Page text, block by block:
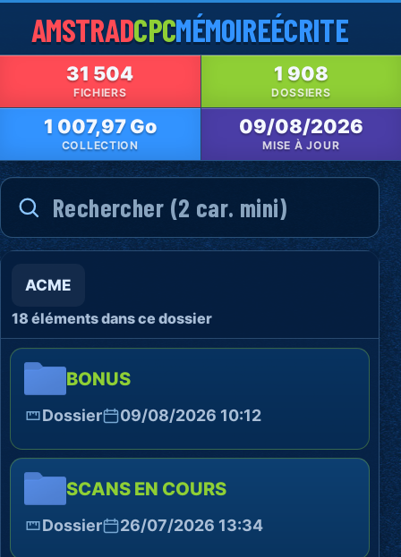
AMSTRADCPCMÉMOIREÉCRITE
31 504
FICHIERS
1 908
DOSSIERS
1 007,97 Go
COLLECTION
09/08/2026
MISE À JOUR
ACME
18 éléments dans ce dossier
BONUS
Dossier 09/08/2026 10:12
SCANS EN COURS
Dossier 26/07/2026 13:34